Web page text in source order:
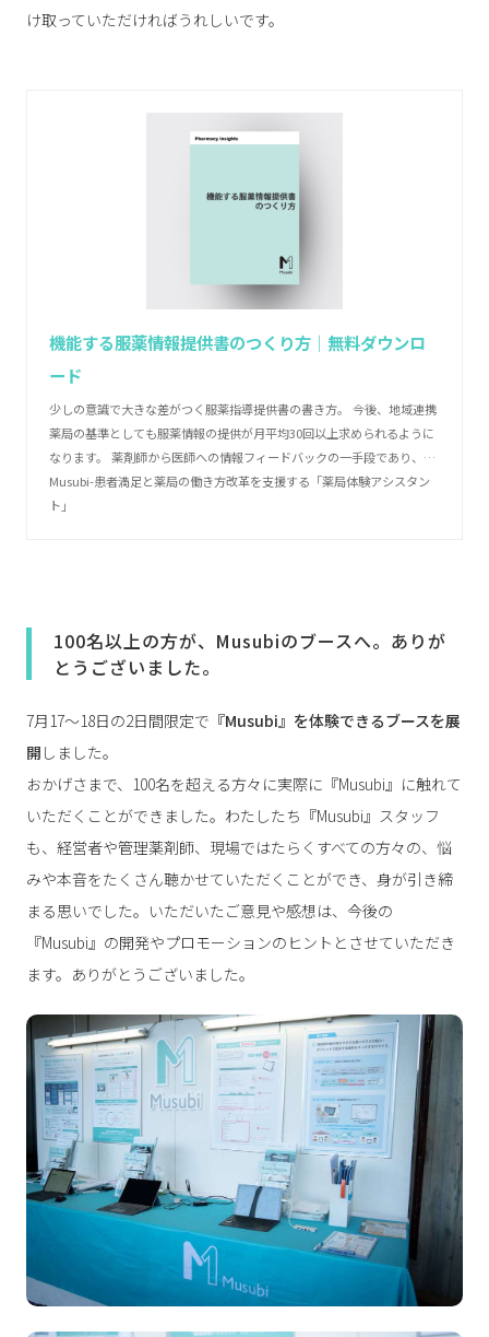
け取っていただければうれしいです。
機能する服薬情報提供書のつくり方│無料ダウンロ
ード
少しの意識で大きな差がつく服薬指導提供書の書き方。 今後、地域連携
薬局の基準としても服薬情報の提供が月平均30回以上求められるように
なります。 薬剤師から医師への情報フィードバックの一手段であり、
様々な加算の算定要件にもなっています。 これからの薬剤師の必須スキ
ルといっても過言ではないでしょう。 本資料では、服薬情報提供書を
Musubi-患者満足と薬局の働き方改革を支援する「薬局体験アシスタン
ト」
100名以上の方が、Musubiのブースへ。ありが
とうございました。
7月17～18日の2日間限定で 『Musubi』を体験できるブースを展
開 しました。
おかげさまで、100名を超える方々に実際に『Musubi』に触れて
いただくことができました。わたしたち『Musubi』スタッフ
も、経営者や管理薬剤師、現場ではたらくすべての方々の、悩
みや本音をたくさん聴かせていただくことができ、身が引き締
まる思いでした。いただいたご意見や感想は、今後の
『Musubi』の開発やプロモーションのヒントとさせていただき
ます。ありがとうございました。